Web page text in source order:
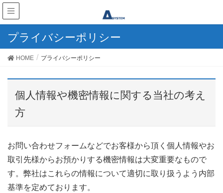
プライバシーポリシー
HOME プライバシーポリシー
個人情報や機密情報に関する当社の考え
方
お問い合わせフォームなどでお客様から頂く個人情報やお
取引先様からお預かりする機密情報は大変重要なもので
す。弊社はこれらの情報について適切に取り扱うよう内部
基準を定めております。